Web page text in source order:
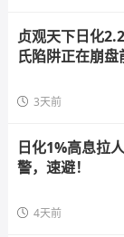
贞观天下日化
氏陷阱正在崩盘
3天前
日化1%高息拉
警，速避！
4天前